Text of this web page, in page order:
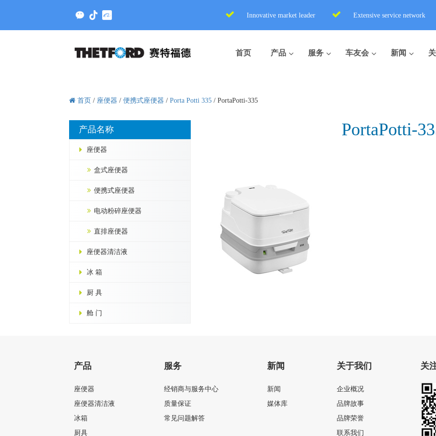
Innovative market leader Extensive service network
首页 产品 服务 车友会 新闻
首页 / 座便器 / 便携式座便器 / Porta Potti 335 / PortaPotti-335
产品名称
座便器
盒式座便器
便携式座便器
电动粉碎座便器
直排座便器
座便器清洁液
冰 箱
厨 具
舱 门
PortaPotti-
产品
座便器
座便器清洁液
冰箱
厨具
服务
经销商与服务中心
质量保证
常见问题解答
新闻
新闻
媒体库
关于我们
企业概况
品牌故事
品牌荣誉
联系我们
关